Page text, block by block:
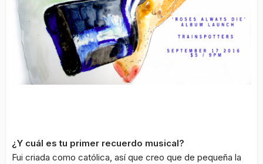
¿Y cuál es tu primer recuerdo musical?
Fui criada como católica, así que creo que de pequeña la